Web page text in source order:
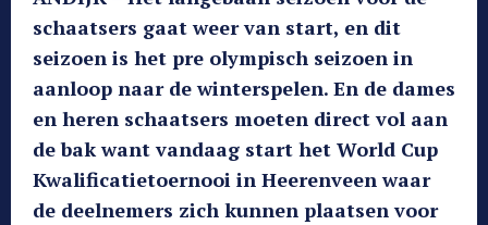
schaatsers gaat weer van start, en dit
seizoen is het pre olympisch seizoen in
aanloop naar de winterspelen. En de dames
en heren schaatsers moeten direct vol aan
de bak want vandaag start het World Cup
Kwalificatietoernooi in Heerenveen waar
de deelnemers zich kunnen plaatsen voor